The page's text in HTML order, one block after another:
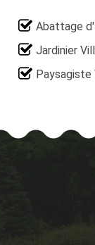
Abattage
Jardinier
Paysagiste